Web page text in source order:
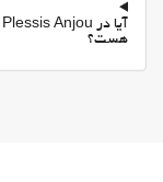
هست؟